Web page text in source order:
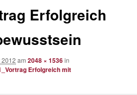
Erfolgreich
2012 am2048 × 1536in
Erfolgreich mit